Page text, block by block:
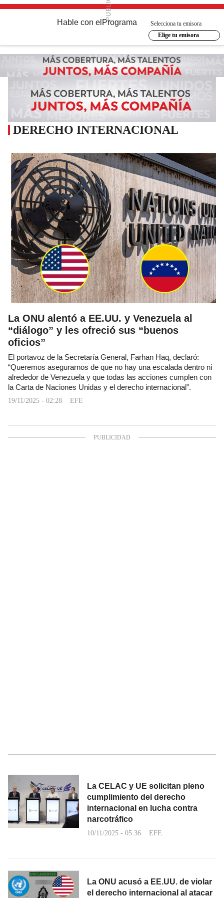
Hable con el Programa
Selecciona tu emisora
Elige tu emisora
DERECHO INTERNACIONAL
La ONU alentó a EE.UU. y Venezuela al
“diálogo” y les ofreció sus “buenos
oficios”
El portavoz de la Secretaría General, Farhan Haq, declaró:
“Queremos asegurarnos de que no hay una escalada dentro ni
alrededor de Venezuela y que todas las acciones cumplen con
la Carta de Naciones Unidas y el derecho internacional”.
19/11/2025 - 02:28 EFE
La CELAC y UE solicitan pleno
cumplimiento del derecho
internacional en lucha contra
narcotráfico
10/11/2025 - 05:36 EFE
La ONU acusó a EE.UU. de violar
el derecho internacional al atacar